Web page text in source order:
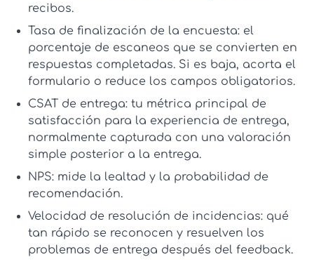
recibos.
Tasa de finalización de la encuesta: el
porcentaje de escaneos que se convierten en
respuestas completadas. Si es baja, acorta el
formulario o reduce los campos obligatorios.
CSAT de entrega: tu métrica principal de
satisfacción para la experiencia de entrega,
normalmente capturada con una valoración
simple posterior a la entrega.
NPS: mide la lealtad y la probabilidad de
recomendación.
Velocidad de resolución de incidencias: qué
tan rápido se reconocen y resuelven los
problemas de entrega después del feedback.